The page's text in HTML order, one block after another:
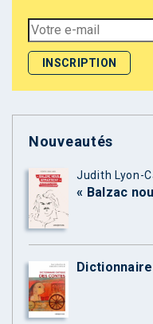
Nouveautés
Judith Lyon-
« Balzac